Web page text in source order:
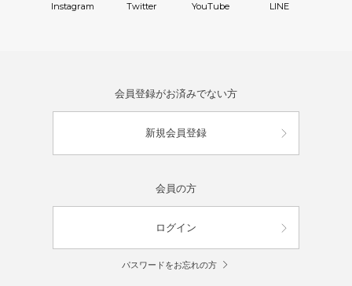
Instagram Twitter YouTube LINE
会員登録がお済みでない方
新規会員登録
会員の方
ログイン
パスワードをお忘れの方